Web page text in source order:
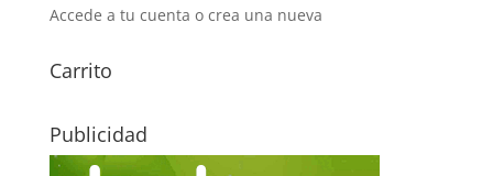
Accede a tu cuenta o crea una nueva
Carrito
Publicidad